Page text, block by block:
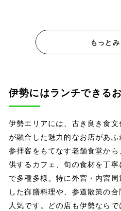
もっとみ
伊勢にはランチできる
伊勢エリアには、古き良き食
が融合した魅力的なお店があ
参拝客をもてなす老舗食堂か
供するカフェ、旬の食材を丁
で多種多様。特に外宮・内宮
した御膳料理や、参道散策の
人気です。どの店も伊勢なら